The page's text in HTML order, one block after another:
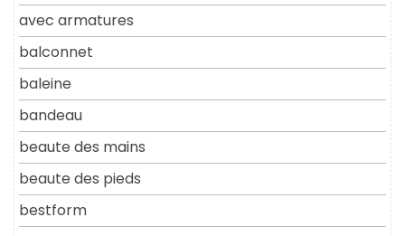
avec armatures
balconnet
baleine
bandeau
beaute des mains
beaute des pieds
bestform